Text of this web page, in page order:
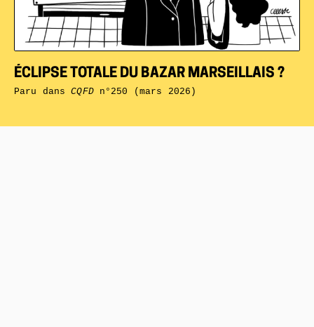
ÉCLIPSE TOTALE DU BAZAR MARSEILLAIS ?
Paru dansCQFDn°250 (mars 2026)